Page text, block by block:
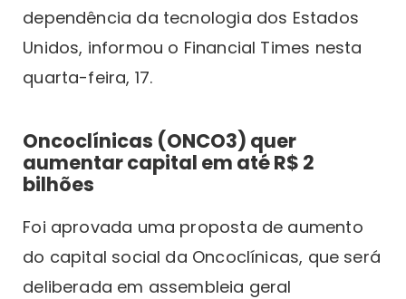
dependência da tecnologia dos Estados
Unidos, informou o Financial Times nesta
quarta-feira, 17.
Oncoclínicas (ONCO3) quer
aumentar capital em até R$ 2
bilhões
Foi aprovada uma proposta de aumento
do capital social da Oncoclínicas, que será
deliberada em assembleia geral